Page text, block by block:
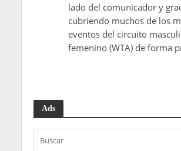
lado del comunicador y
cubriendo muchos de los
eventos del circuito
femenino (WTA) de forma
Ads